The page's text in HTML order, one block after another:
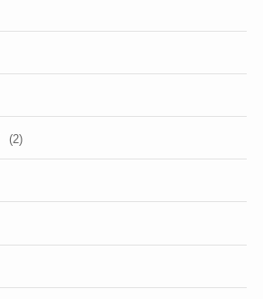
(2)